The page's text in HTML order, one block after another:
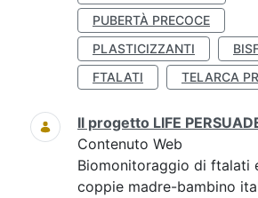
PUBERTÀ PRECOCE
PLASTICIZZANTI
FTALATI
TELARCA
Il progetto LIFE
Contenuto Web
Biomonitoraggio di ftalati
coppie madre-bambino